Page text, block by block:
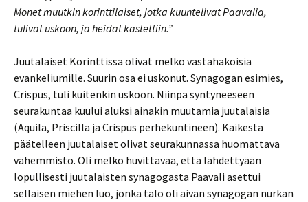
Monet muutkin korinttilaiset, jotka kuuntelivat Paavalia,
tulivat uskoon, ja heidät kastettiin.”
Juutalaiset Korinttissa olivat melko vastahakoisia
evankeliumille. Suurin osa ei uskonut. Synagogan esimies,
Crispus, tuli kuitenkin uskoon. Niinpä syntyneeseen
seurakuntaa kuului aluksi ainakin muutamia juutalaisia
(Aquila, Priscilla ja Crispus perhekuntineen). Kaikesta
päätelleen juutalaiset olivat seurakunnassa huomattava
vähemmistö. Oli melko huvittavaa, että lähdettyään
lopullisesti juutalaisten synagogasta Paavali asettui
sellaisen miehen luo, jonka talo oli aivan synagogan nurkan